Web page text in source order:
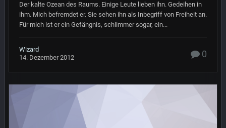
Der kalte Ozean des Raums. Einige Leute lieben ihn. Gedeihen in
ihm. Mich befremdet er. Sie sehen ihn als Inbegriff von Freiheit an.
Für mich ist er ein Gefängnis, schlimmer sogar, ein...
Wizard
14. Dezember 2012
0